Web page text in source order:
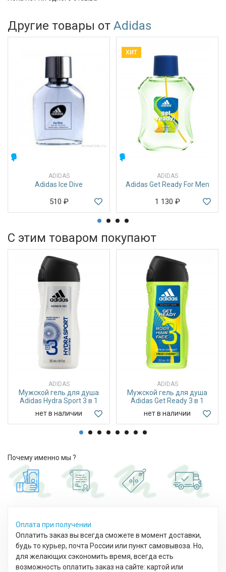
Другие товары от Adidas
ADIDAS
Adidas Ice Dive
510 ₽
ХИТ
ADIDAS
Adidas Get Ready For Men
1 130 ₽
С этим товаром покупают
ADIDAS
Мужской гель для душа
Adidas Hydra Sport 3 в 1
нет в наличии
ADIDAS
Мужской гель для душа
Adidas Get Ready 3 в 1
нет в наличии
Почему именно мы ?
Оплата при получении
Оплатить заказ вы всегда сможете в момент доставки,
будь то курьер, почта России или пункт самовывоза. Но,
для желающих сэкономить время, всегда есть
возможность оплатить заказ на сайте: картой или